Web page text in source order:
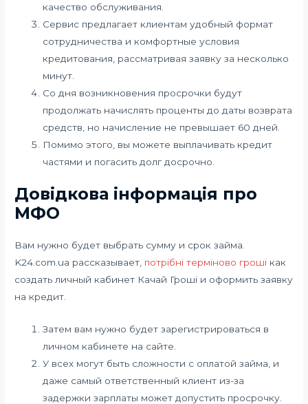
качество обслуживания.
Сервис предлагает клиентам удобный формат
сотрудничества и комфортные условия
кредитования, рассматривая заявку за несколько
минут.
Со дня возникновения просрочки будут
продолжать начислять проценты до даты возврата
средств, но начисление не превышает 60 дней.
Помимо этого, вы можете выплачивать кредит
частями и погасить долг досрочно.
Довідкова інформація про
МФО
Вам нужно будет выбрать сумму и срок займа.
K24.com.ua рассказывает, потрібні терміново гроші как
создать личный кабинет Качай Гроші и оформить заявку
на кредит.
Затем вам нужно будет зарегистрироваться в
личном кабинете на сайте.
У всех могут быть сложности с оплатой займа, и
даже самый ответственный клиент из-за
задержки зарплаты может допустить просрочку.